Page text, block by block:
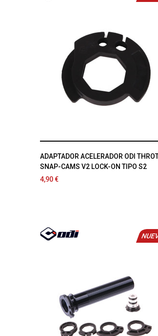
ADAPTADOR ACELERADOR ODI
SNAP-CAMS V2 LOCK-ON TIPO S2
4,90 €